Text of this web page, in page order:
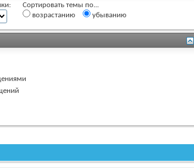
Сортировать темы по...
возрастанию
убыванию